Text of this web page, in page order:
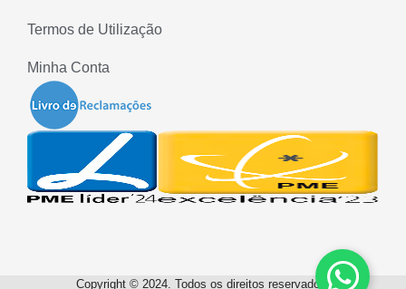
Termos de Utilização
Minha Conta
Copyright © 2024. Todos os direitos reservados.